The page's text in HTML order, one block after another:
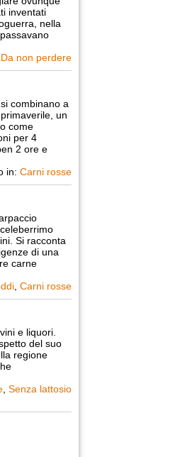
inventati
nella
Da non perdere
combinano a
un
come
per 4
2 ore e
in: Carni rosse
Si racconta
di una
carne
Carni rosse
e liquori.
del suo
regione
Senza lattosio